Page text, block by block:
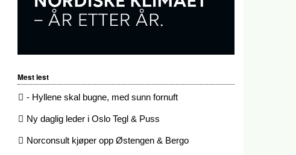
Mest lest
- Hyllene skal bugne, med sunn fornuft
Ny daglig leder i Oslo Tegl & Puss
Norconsult kjøper opp Østengen & Bergo